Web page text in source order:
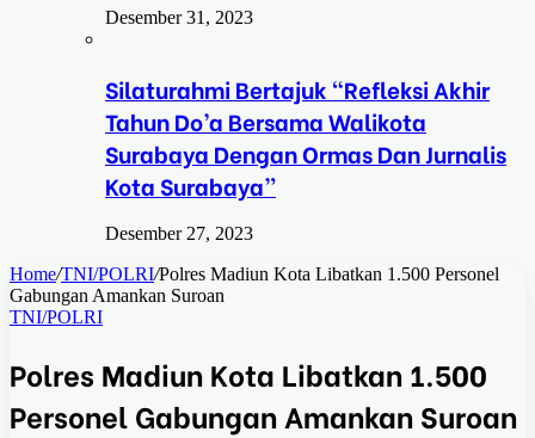
Desember 31, 2023
Silaturahmi Bertajuk “Refleksi Akhir
Tahun Do’a Bersama Walikota
Surabaya Dengan Ormas Dan Jurnalis
Kota Surabaya”
Desember 27, 2023
Home/TNI/POLRI/Polres Madiun Kota Libatkan 1.500 Personel
Gabungan Amankan Suroan
TNI/POLRI
Polres Madiun Kota Libatkan 1.500
Personel Gabungan Amankan Suroan